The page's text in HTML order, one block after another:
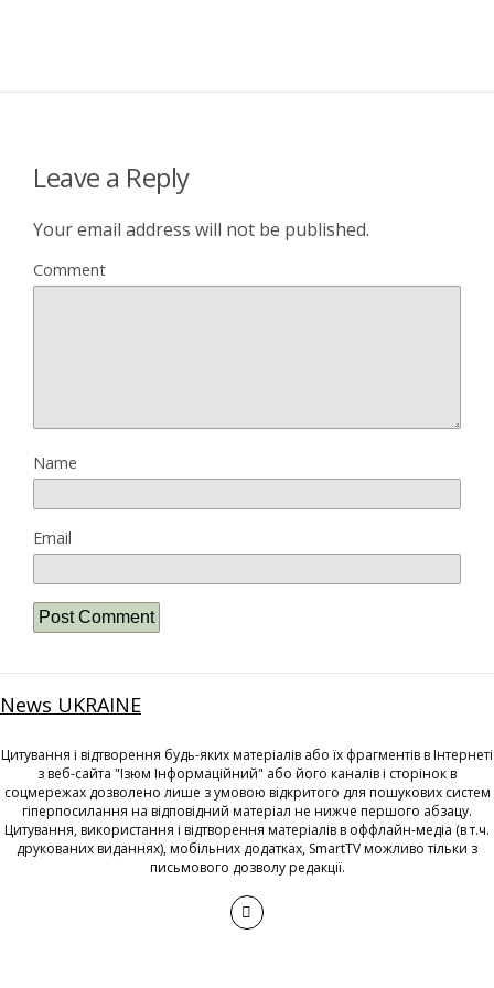
Leave a Reply
Your email address will not be published.
Comment
Name
Email
News UKRAINE
Цитування і відтворення будь-яких матеріалів або їх фрагментів в Інтернеті
з веб-сайта "Ізюм Інформаційний" або його каналів і сторінок в
соцмережах дозволено лише з умовою відкритого для пошукових систем
гіперпосилання на відповідний матеріал не нижче першого абзацу.
Цитування, використання і відтворення матеріалів в оффлайн-медіа (в т.ч.
друкованих виданнях), мобільних додатках, SmartTV можливо тільки з
письмового дозволу редакції.